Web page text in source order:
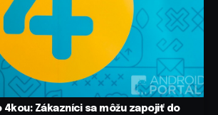
4kou: Zákazníci sa môžu zapojiť do